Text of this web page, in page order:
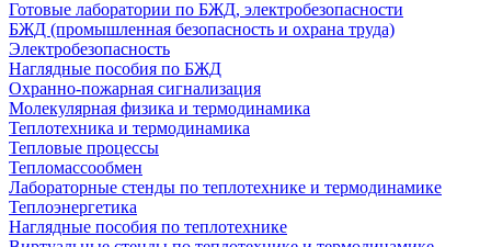
Готовые лаборатории по БЖД, электробезопасности
БЖД (промышленная безопасность и охрана труда)
Электробезопасность
Наглядные пособия по БЖД
Охранно-пожарная сигнализация
Молекулярная физика и термодинамика
Теплотехника и термодинамика
Тепловые процессы
Тепломассообмен
Лабораторные стенды по теплотехнике и термодинамике
Теплоэнергетика
Наглядные пособия по теплотехнике